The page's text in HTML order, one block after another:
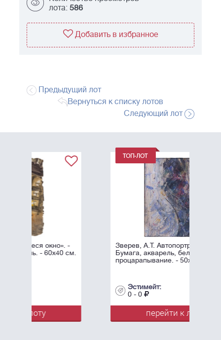
лота: 586
Добавить в избранное
Предыдущий лот
Вернуться к списку лотов
Следующий лот
Зверев, А.Т. Автопортрет. 1958.
Бумага, акварель, белила,
процарапывание. - 50х40 см.